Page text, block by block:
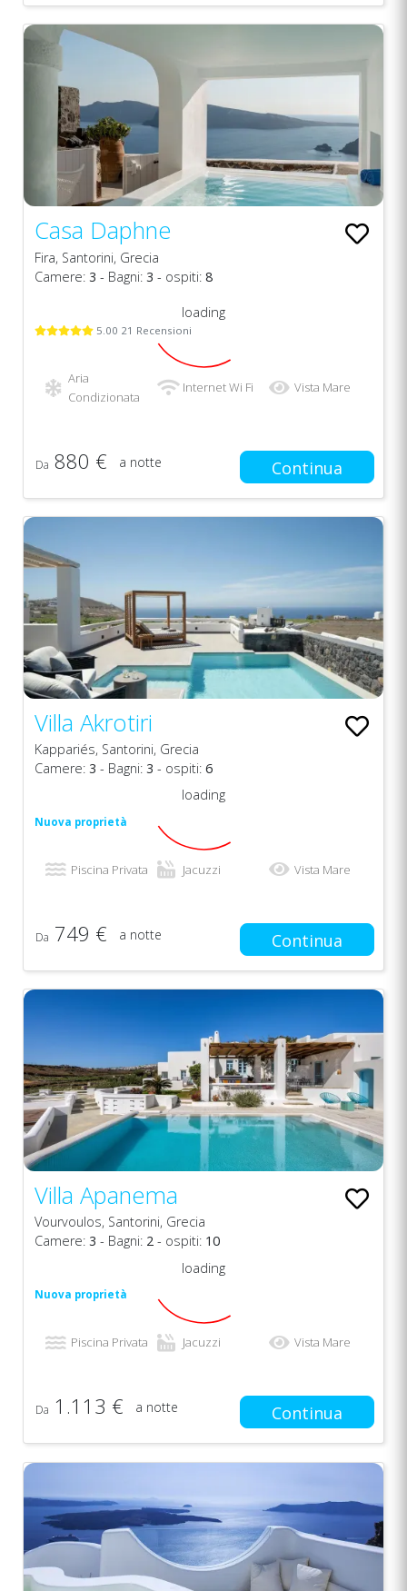
Casa Daphne
Fira, Santorini, Grecia
Camere: 3 - Bagni: 3 - ospiti: 8
5.00 21 Recensioni
loading
Aria
Condizionata
Internet Wi Fi Vista Mare
Da 880 € a notte Continua
Villa Akrotiri
Kappariés, Santorini, Grecia
Camere: 3 - Bagni: 3 - ospiti: 6
Nuova proprietà
loading
Piscina Privata Jacuzzi Vista Mare
Da 749 € a notte Continua
Villa Apanema
Vourvoulos, Santorini, Grecia
Camere: 3 - Bagni: 2 - ospiti: 10
Nuova proprietà
loading
Piscina Privata Jacuzzi Vista Mare
Da 1.113 € a notte Continua